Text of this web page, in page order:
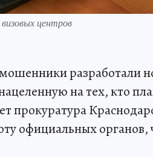
центров
разработали
на тех, кто
прокуратура
официальных органов,